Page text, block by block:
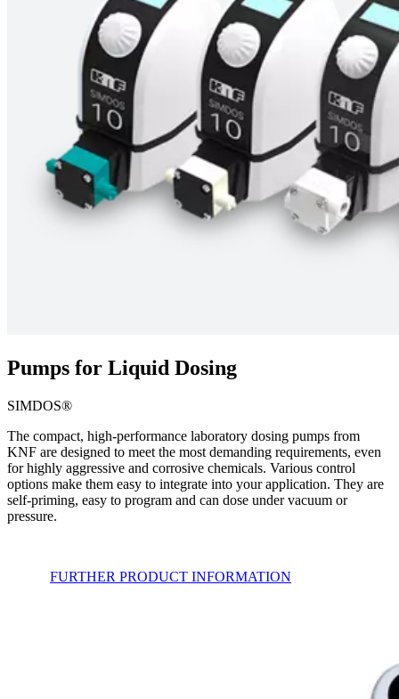
Pumps for Liquid Dosing
SIMDOS®
The compact, high-performance laboratory dosing pumps from
KNF are designed to meet the most demanding requirements, even
for highly aggressive and corrosive chemicals. Various control
options make them easy to integrate into your application. They are
self-priming, easy to program and can dose under vacuum or
pressure.
FURTHER PRODUCT INFORMATION